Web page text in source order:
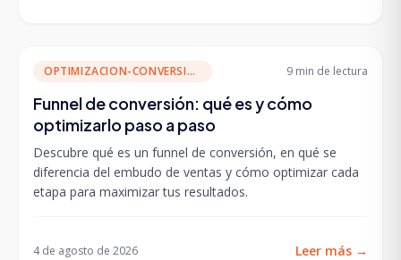
OPTIMIZACION-CONVERSION 9 min de lectura
Funnel de conversión: qué es y cómo
optimizarlo paso a paso
Descubre qué es un funnel de conversión, en qué se
diferencia del embudo de ventas y cómo optimizar cada
etapa para maximizar tus resultados.
4 de agosto de 2026 Leer más →